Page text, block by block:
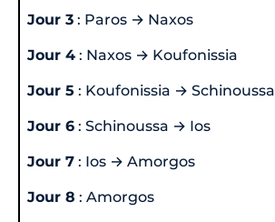
Jour 3 : Paros → Naxos
Jour 4 : Naxos → Koufonissia
Jour 5 : Koufonissia → Schinoussa
Jour 6 : Schinoussa → Ios
Jour 7 : Ios → Amorgos
Jour 8 : Amorgos